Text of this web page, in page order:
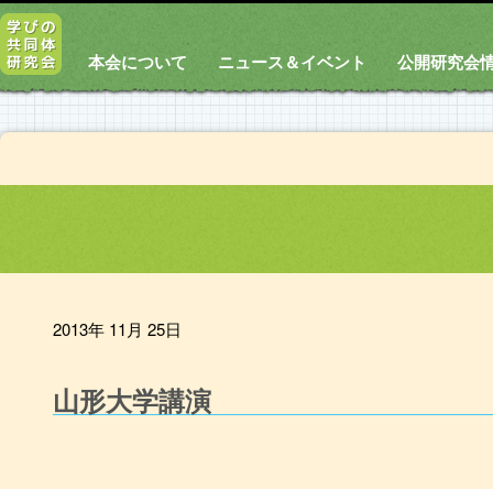
本会について ニュース＆イベント 公開研究会
2013年 11月 25日
山形大学講演